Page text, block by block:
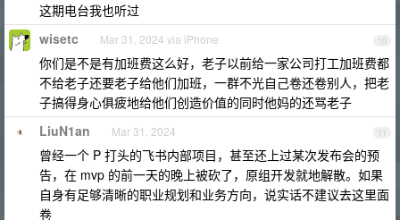
这期电台我也听过
10
wisetc Mar 31, 2024 via iPhone
你们是不是有加班费这么好，老子以前给一家公司打工加班费都
不给老子还要老子给他们加班，一群不光自己卷还卷别人，把老
子搞得身心俱疲地给他们创造价值的同时他妈的还骂老子
11
LiuN1an Mar 31, 2024
曾经一个 P 打头的飞书内部项目，甚至还上过某次发布会的预
告，在 mvp 的前一天的晚上被砍了，原组开发就地解散。如果
自身有足够清晰的职业规划和业务方向，说实话不建议去这里面
卷